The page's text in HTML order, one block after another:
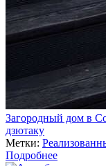
Загородный дом в
дзютаку
Метки:
Подробнее